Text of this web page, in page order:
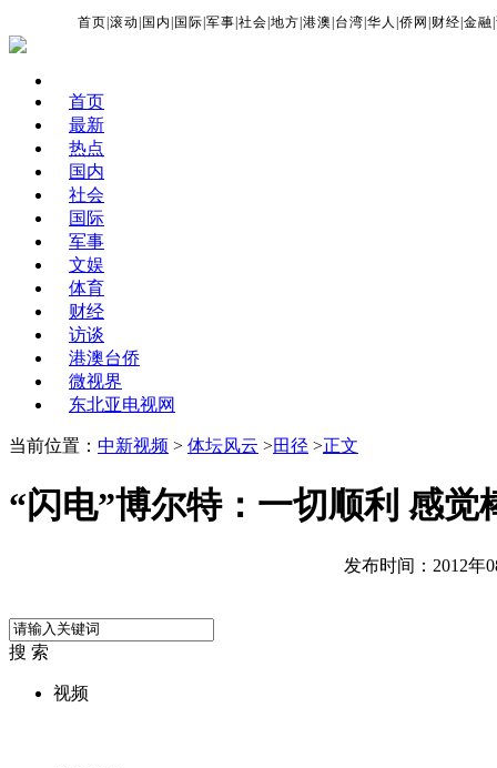
首页 |滚动 国内 国际 |军事 |社会 |地方 |港澳 台湾 |华人 |侨网 财经 |金融 |
首页
最新
热点
国内
社会
国际
军事
文娱
体育
财经
访谈
港澳台侨
微视界
东北亚电视网
当前位置： 中新视频 > 体坛风云 >田径 >正文
“闪电”博尔特：一切顺利 感觉
发布时间：2012年
搜 索
视频